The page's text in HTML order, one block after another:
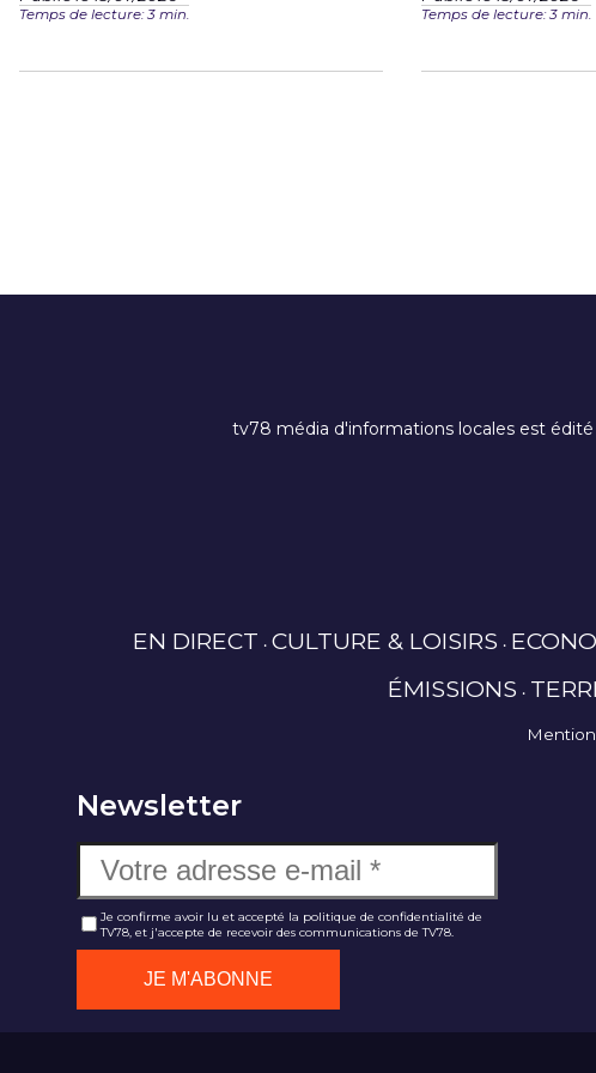
Temps de lecture: 3 min. Temps de lecture: 3 min.
tv78 média d'informations locales est édité
EN DIRECT CULTURE & LOISIRS
ÉMISSIONS
Newsletter
Je confirme avoir lu et accepté la politique de confidentialité de
TV78, et j'accepte de recevoir des communications de TV78.